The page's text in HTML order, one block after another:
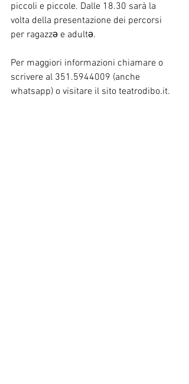
piccoli e piccole. Dalle 18.30 sarà la
volta della presentazione dei percorsi
per ragazzə e adultə.
Per maggiori informazioni chiamare o
scrivere al 351.5944009 (anche
whatsapp) o visitare il sito teatrodibo.it.